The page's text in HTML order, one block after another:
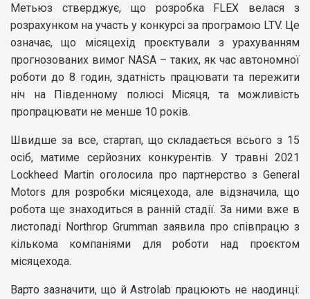
Метьюз стверджує, що розробка FLEX велася з
розрахунком на участь у конкурсі за програмою LTV. Це
означає, що місяцехід проєктували з урахуванням
прогнозованих вимог NASA – таких, як час автономної
роботи до 8 годин, здатність працювати та пережити
ніч на Південному полюсі Місяця, та можливість
пропрацювати не менше 10 років.
Швидше за все, стартап, що складається всього з 15
осіб, матиме серйозних конкурентів. У травні 2021
Lockheed Martin оголосила про партнерство з General
Motors для розробки місяцехода, але відзначила, що
робота ще знаходиться в ранній стадії. За ними вже в
листопаді Northrop Grumman заявила про співпрацю з
кількома компаніями для роботи над проєктом
місяцехода.
Варто зазначити, що й Astrolab працюють не наодинці: